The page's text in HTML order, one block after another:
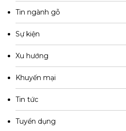
Tin ngành gỗ
Sự kiện
Xu hướng
Khuyến mại
Tin tức
Tuyển dụng